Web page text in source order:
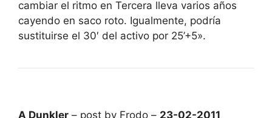
cambiar el ritmo en Tercera lleva varios años
cayendo en saco roto. Igualmente, podría
sustituirse el 30′ del activo por 25’+5».
A Dunkler – post by Frodo – 23-02-2011